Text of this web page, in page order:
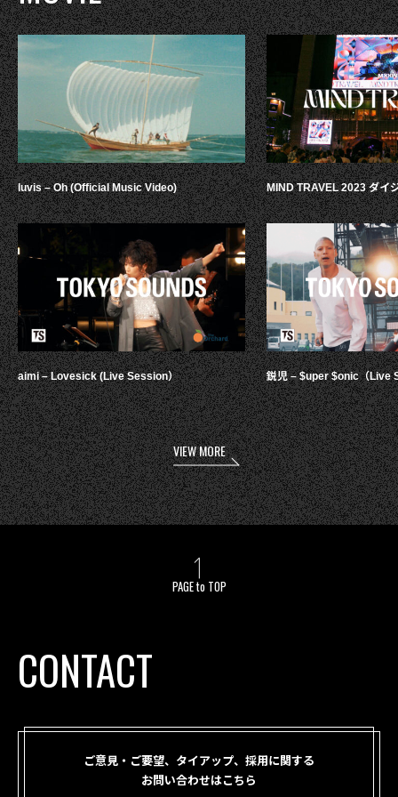
luvis – Oh (Official Music Video)
aimi – Lovesick (Live Session）
MIND TRAVEL 2023 ダイ
鋭児 – $uper $onic（Live
VIEW MORE
PAGE to TOP
CONTACT
ご意見・ご要望、タイアップ、採用に関する
お問い合わせはこちら